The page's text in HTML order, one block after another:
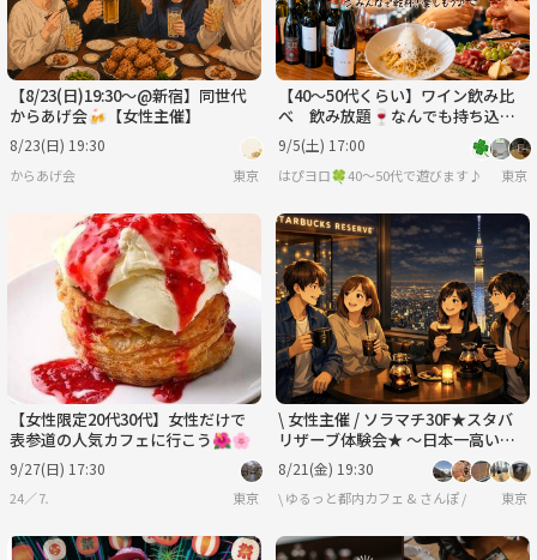
【8/23(日)19:30〜@新宿】同世代
からあげ会🍻【女性主催】
8/23(日) 19:30
からあげ会 東京
【40〜50代くらい】ワイン飲み比
べ 飲み放題🍷なんでも持ち込み
自由交流会
9/5(土) 17:00
はぴヨロ🍀40〜50代で遊びます♪ 東京
【女性限定20代30代】女性だけで
表参道の人気カフェに行こう🌺🌸
9/27(日) 17:30
24／⒎ 東京
\ 女性主催 / ソラマチ30F★スタバ
リザーブ体験会★ ～日本一高い夜
景カフェで贅沢コーヒータイム～
8/21(金) 19:30
\ ゆるっと都内カフェ & さんぽ / 東京